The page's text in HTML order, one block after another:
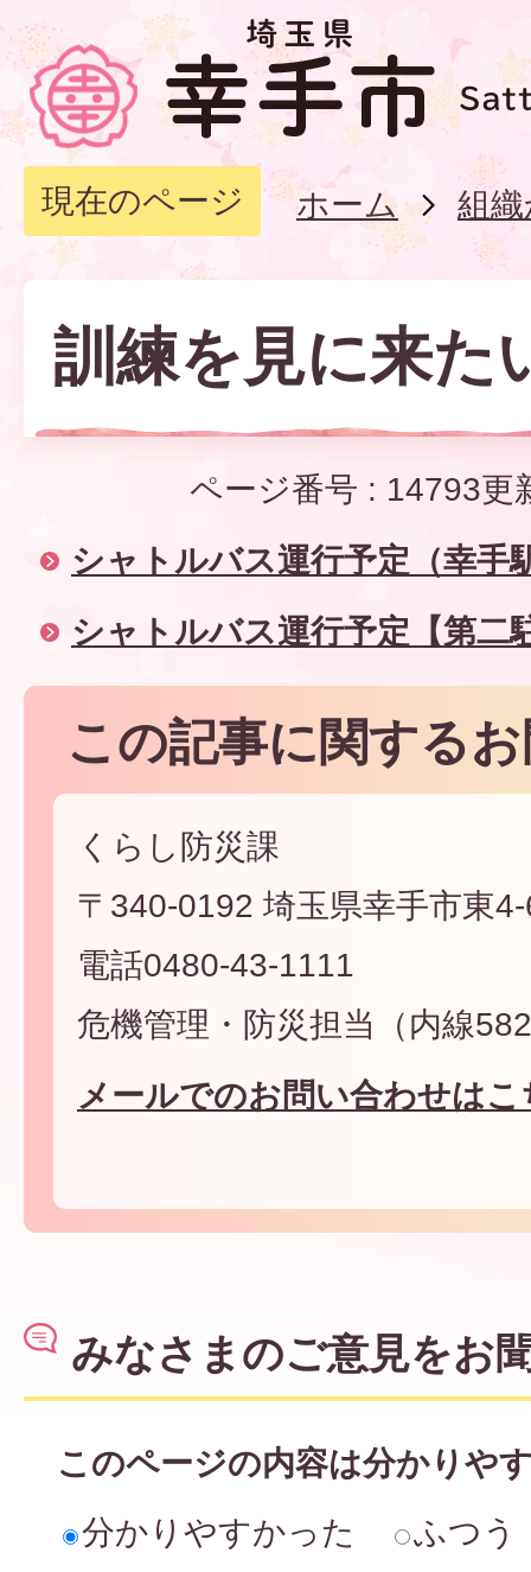
現在のページ ホーム 組
訓練を見に来た
ページ番号 : 14793更
シャトルバス運行予定（幸手
シャトルバス運行予定【第二
この記事に関する
くらし防災課
〒340-0192 埼玉県幸手市東
電話0480-43-1111
危機管理・防災担当（内線
メールでのお問い合わせは
みなさまのご意見をお
このページの内容は分かりや
分かりやすかった
ふつう